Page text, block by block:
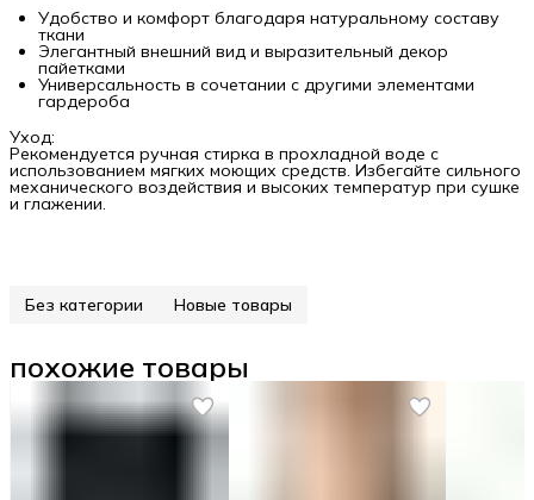
Удобство и комфорт благодаря натуральному составу
ткани
Элегантный внешний вид и выразительный декор
пайетками
Универсальность в сочетании с другими элементами
гардероба
Уход:
Рекомендуется ручная стирка в прохладной воде с
использованием мягких моющих средств. Избегайте сильного
механического воздействия и высоких температур при сушке
и глажении.
Без категории Новые товары
похожие товары